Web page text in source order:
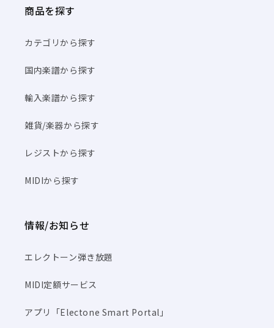
商品を探す
カテゴリから探す
国内楽譜から探す
輸入楽譜から探す
雑貨/楽器から探す
レジストから探す
MIDIから探す
情報/お知らせ
エレクトーン弾き放題
MIDI定額サービス
アプリ「Electone Smart Portal」